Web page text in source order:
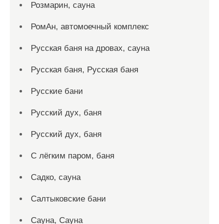
Розмарин, сауна
РомАн, автомоечный комплекс
Русская баня на дровах, сауна
Русская баня, Русская баня
Русские бани
Русский дух, баня
Русский дух, баня
С лёгким паром, баня
Садко, сауна
Салтыковские бани
Сауна, Сауна